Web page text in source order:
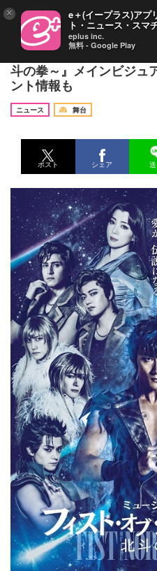
ミュージカル『フィスト
斗の拳～』メインビジ
ント情報も
ニュース
舞台
ポスト シェア
× e＋(イープラス)アプ
ト・ニュース・スマ
eplus inc.
無料 - Google Play